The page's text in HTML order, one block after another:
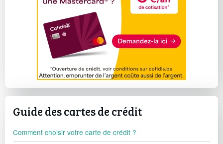
Guide des cartes de crédit
Comment choisir votre carte de crédit ?